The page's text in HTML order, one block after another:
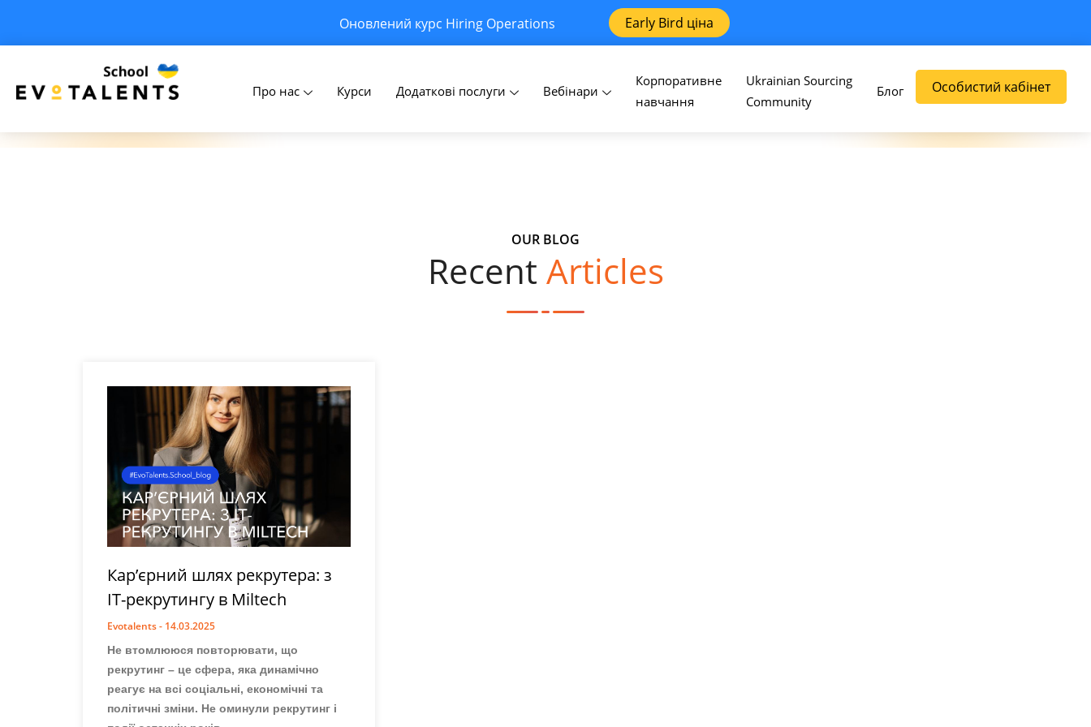
Оновлений курс Hiring Operations Early Bird ціна
Про нас Курси Додаткові послуги Вебінари
Корпоративне
навчання
Ukrainian Sourcing
Community
Блог Особистий кабінет
Blog
OUR BLOG
Recent Articles
Карʼєрний шлях рекрутера: з
ІТ-рекрутингу в Miltech
Evotalents 14.03.2025
Не втомлююся повторювати, що
рекрутинг – це сфера, яка динамічно
реагує на всі соціальні, економічні та
політичні зміни. Не оминули рекрутинг і